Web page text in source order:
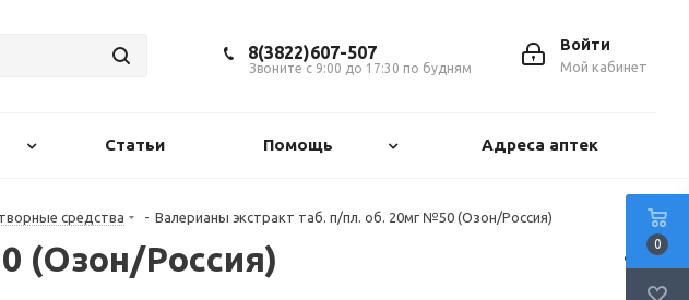
Войти
Мой кабинет
8(3822)607-507
Звоните с 9:00 до 17:30 по будням
Статьи Помощь Адреса аптек
средства - Валерианы экстракт таб. п/пл. об. 20мг №50 (Озон/Россия)
(Озон/Россия) 0